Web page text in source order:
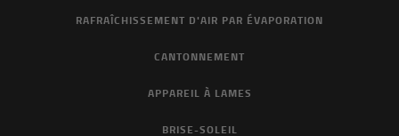
RAFRAÎCHISSEMENT D'AIR PAR ÉVAPORATION
CANTONNEMENT
APPAREIL À LAMES
BRISE-SOLEIL